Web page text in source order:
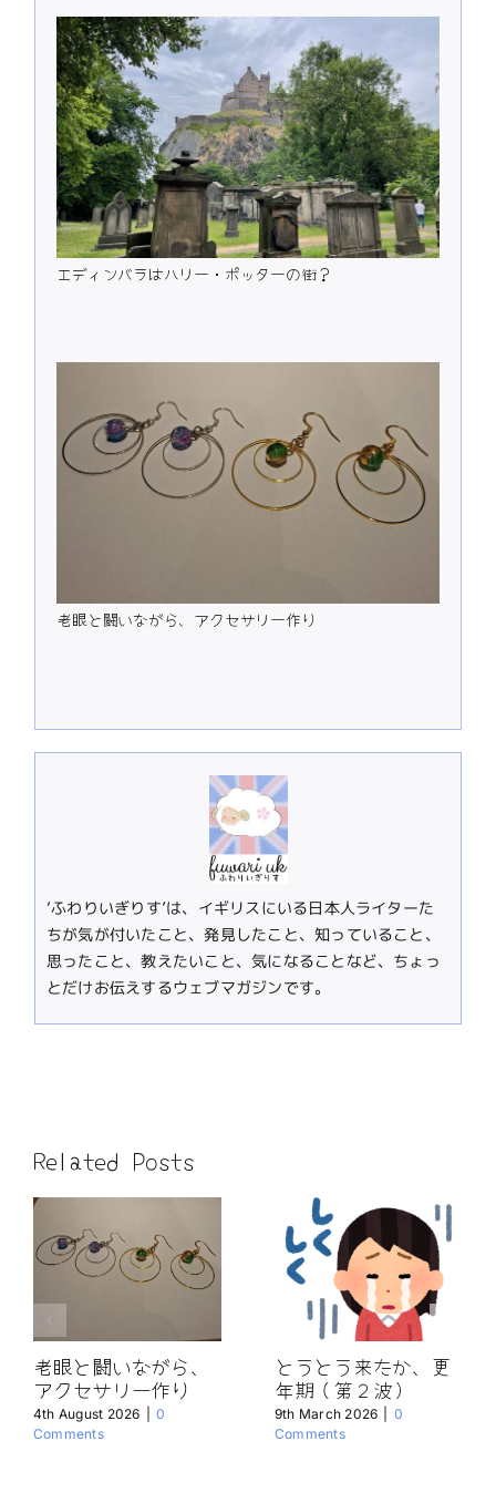
エディンバラはハリー・ポッターの街？
老眼と闘いながら、アクセサリー作り
‘ふわりいぎりす’は、イギリスにいる日本人ライターた
ちが気が付いたこと、発見したこと、知っていること、
思ったこと、教えたいこと、気になることなど、ちょっ
とだけお伝えするウェブマガジンです。
Related Posts
老眼と闘いながら、
アクセサリー作り
4th August 2026
0
Comments
とうとう来たか、更
年期（第２波）
9th March 2026
0
Comments